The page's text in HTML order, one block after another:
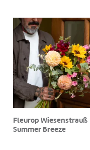
Fleurop Wiesenstrauß
Summer Breeze